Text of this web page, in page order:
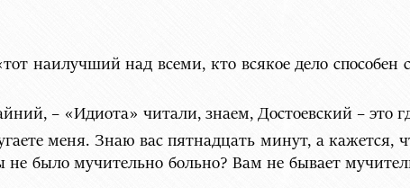
наилучший над всеми, кто всякое дело способен
– «Идиота» читали, знаем, Достоевский – это
меня. Знаю вас пятнадцать минут, а кажется,
было мучительно больно? Вам не бывает